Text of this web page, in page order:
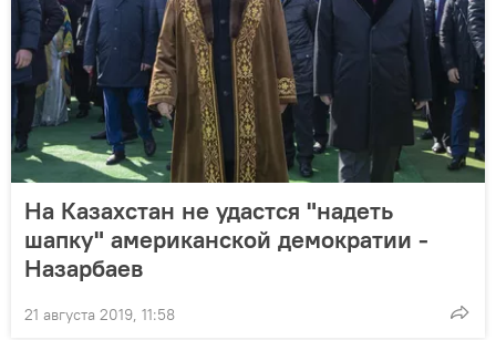
На Казахстан не удастся "надеть
шапку" американской демократии -
Назарбаев
21 августа 2019, 11:58